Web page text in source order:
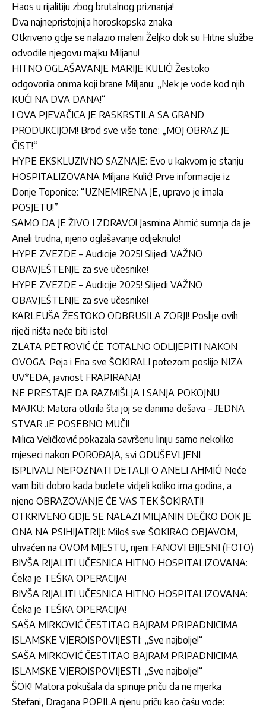
Haos u rijalitiju zbog brutalnog priznanja!
Dva najnepristojnija horoskopska znaka
Otkriveno gdje se nalazio maleni Željko dok su Hitne službe
odvodile njegovu majku Miljanu!
HITNO OGLAŠAVANJE MARIJE KULIĆ! Žestoko
odgovorila onima koji brane Miljanu: „Nek je vode kod njih
KUĆI NA DVA DANA!“
I OVA PJEVAČICA JE RASKRSTILA SA GRAND
PRODUKCIJOM! Brod sve više tone: „MOJ OBRAZ JE
ČIST!“
HYPE EKSKLUZIVNO SAZNAJE: Evo u kakvom je stanju
HOSPITALIZOVANA Miljana Kulić! Prve informacije iz
Donje Toponice: “UZNEMIRENA JE, upravo je imala
POSJETU!”
SAMO DA JE ŽIVO I ZDRAVO! Jasmina Ahmić sumnja da je
Aneli trudna, njeno oglašavanje odjeknulo!
HYPE ZVEZDE – Audicije 2025! Slijedi VAŽNO
OBAVJEŠTENJE za sve učesnike!
HYPE ZVEZDE – Audicije 2025! Slijedi VAŽNO
OBAVJEŠTENJE za sve učesnike!
KARLEUŠA ŽESTOKO ODBRUSILA ZORJI! Poslije ovih
riječi ništa neće biti isto!
ZLATA PETROVIĆ ĆE TOTALNO ODLIJEPITI NAKON
OVOGA: Peja i Ena sve ŠOKIRALI potezom poslije NIZA
UV*EDA, javnost FRAPIRANA!
NE PRESTAJE DA RAZMIŠLJA I SANJA POKOJNU
MAЈKU: Matora otkrila šta joj se danima dešava – ЈEDNA
STVAR ЈE POSEBNO MUČI!
Milica Veličković pokazala savršenu liniju samo nekoliko
mjeseci nakon POROĐAJA, svi ODUŠEVLJENI
ISPLIVALI NEPOZNATI DETALJI O ANELI AHMIĆ! Neće
vam biti dobro kada budete vidjeli koliko ima godina, a
njeno OBRAZOVANJE ĆE VAS TEK ŠOKIRATI!
OTKRIVENO GDJE SE NALAZI MILJANIN DEČKO DOK JE
ONA NA PSIHIJATRIJI: Miloš sve ŠOKIRAO OBJAVOM,
uhvaćen na OVOM MJESTU, njeni FANOVI BIJESNI (FOTO)
BIVŠA RIJALITI UČESNICA HITNO HOSPITALIZOVANA:
Čeka je TEŠKA OPERACIJA!
BIVŠA RIJALITI UČESNICA HITNO HOSPITALIZOVANA:
Čeka je TEŠKA OPERACIJA!
SAŠA MIRKOVIĆ ČESTITAO BAJRAM PRIPADNICIMA
ISLAMSKE VJEROISPOVIJESTI: „Sve najbolje!“
SAŠA MIRKOVIĆ ČESTITAO BAJRAM PRIPADNICIMA
ISLAMSKE VJEROISPOVIJESTI: „Sve najbolje!“
ŠOK! Matora pokušala da spinuje priču da ne mjerka
Stefani, Dragana POPILA njenu priču kao čašu vode: